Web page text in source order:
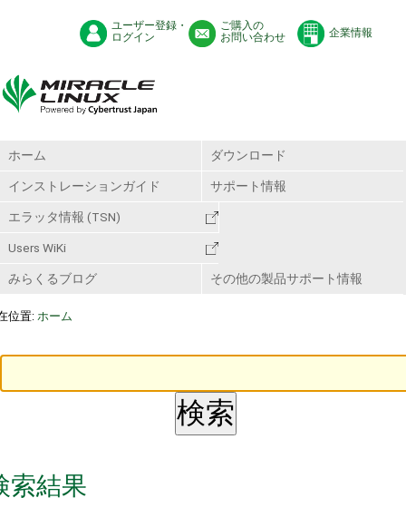
ユーザー登録・
ログイン
ご購入の
お問い合わせ
企業情報
ホーム ダウンロード
インストレーションガイド サポート情報
エラッタ情報 (TSN)
Users WiKi
みらくるブログ その他の製品サポート情報
位置: ホーム
索結果